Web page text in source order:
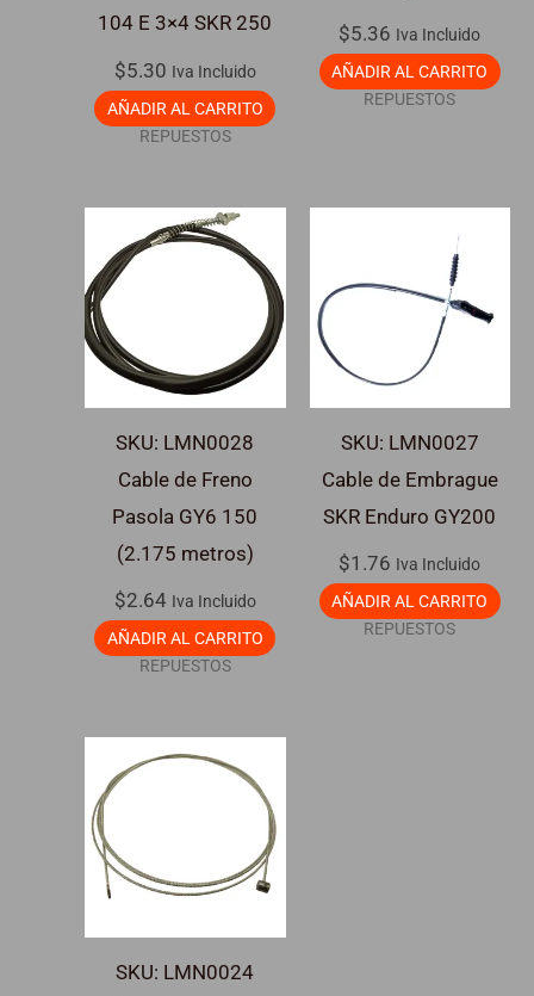
104 E 3×4 SKR 250
$5.30 Iva Incluido
AÑADIR AL CARRITO
REPUESTOS
$5.36 Iva Incluido
AÑADIR AL CARRITO
REPUESTOS
SKU: LMN0028
Cable de Freno
Pasola GY6 150
(2.175 metros)
$2.64 Iva Incluido
AÑADIR AL CARRITO
REPUESTOS
SKU: LMN0027
Cable de Embrague
SKR Enduro GY200
$1.76 Iva Incluido
AÑADIR AL CARRITO
REPUESTOS
SKU: LMN0024